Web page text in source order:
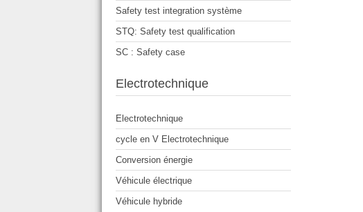
Safety test integration système
STQ: Safety test qualification
SC : Safety case
Electrotechnique
Electrotechnique
cycle en V Electrotechnique
Conversion énergie
Véhicule électrique
Véhicule hybride